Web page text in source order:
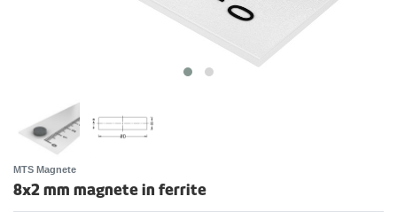
MTS Magnete
8x2 mm magnete in ferrite